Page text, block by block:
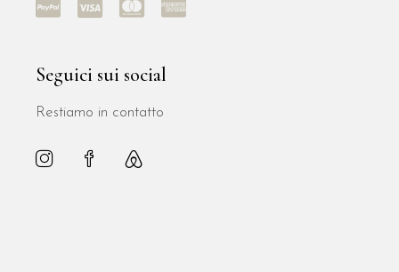
Seguici sui social
Restiamo in contatto